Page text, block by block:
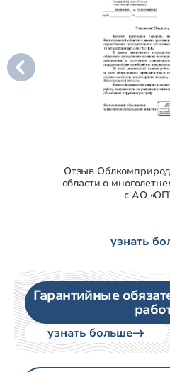
Отзыв
области о
с АО
узнать
Гарантийные
узнать больше